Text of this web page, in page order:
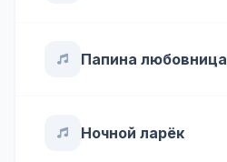
Папина любовница
Ночной ларёк